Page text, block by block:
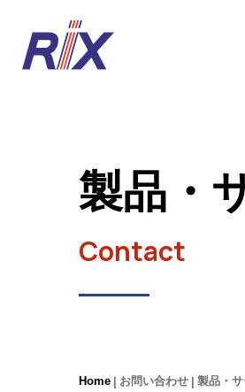
Home お問い合わせ 製品・
製品・
Contact